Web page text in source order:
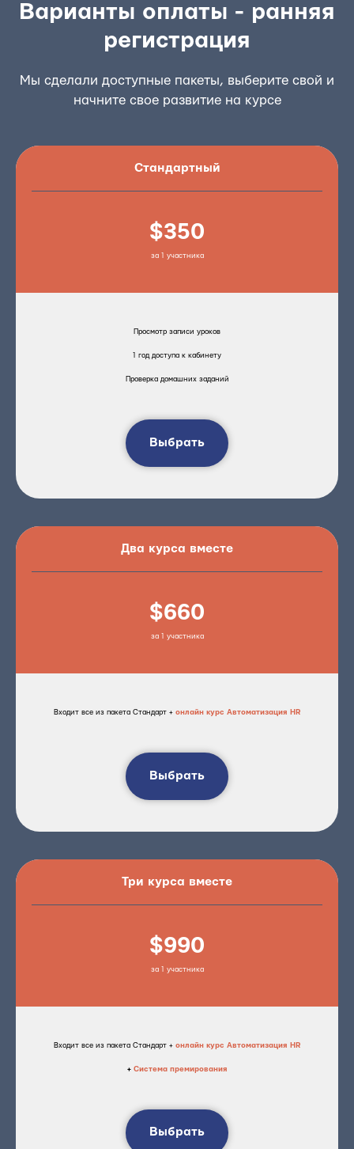
Варианты оплаты - ранняя
регистрация
Мы сделали доступные пакеты, выберите свой и
начните свое развитие на курсе
Стандартный
$350
за 1 участника
Просмотр записи уроков
1 год доступа к кабинету
Проверка домашних заданий
Выбрать
Два курса вместе
$660
за 1 участника
Входит все из пакета Стандарт + онлайн курс Автоматизация HR
Выбрать
Три курса вместе
$990
за 1 участника
Входит все из пакета Стандарт + онлайн курс Автоматизация HR
+ Система премирования
Выбрать